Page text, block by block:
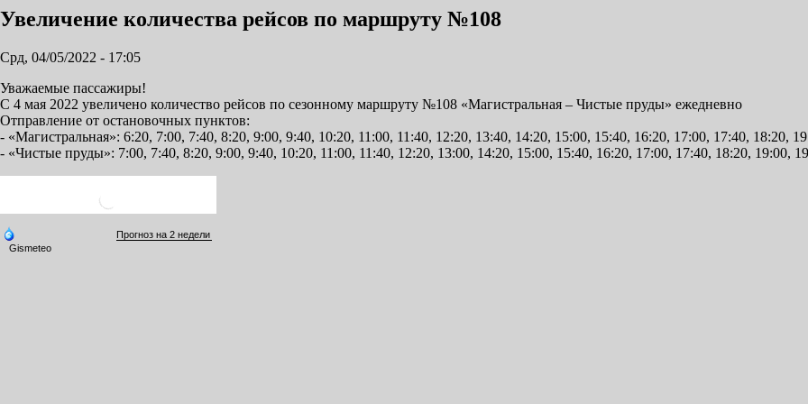
Увеличение количества рейсов по маршруту №108
Срд, 04/05/2022 - 17:05
Уважаемые пассажиры!
С 4 мая 2022 увеличено количество рейсов по сезонному маршруту №108 «Магистральная – Чистые пруды» ежедневно
Отправление от остановочных пунктов:
- «Магистральная»: 6:20, 7:00, 7:40, 8:20, 9:00, 9:40, 10:20, 11:00, 11:40, 12:20, 13:40, 14:20, 15:00, 15:40, 16:20, 17:00, 17:40, 18:20,
- «Чистые пруды»: 7:00, 7:40, 8:20, 9:00, 9:40, 10:20, 11:00, 11:40, 12:20, 13:00, 14:20, 15:00, 15:40, 16:20, 17:00, 17:40, 18:20, 19:00,